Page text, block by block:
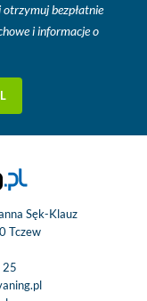
otrzymuj bezpłatnie
i informacje o
Sęk-Klauz
Tczew
25